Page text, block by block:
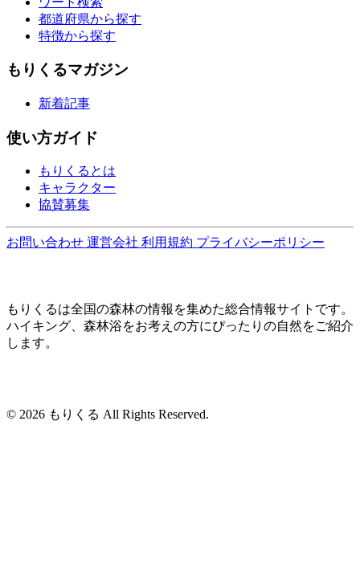
都道府県から探す
特徴から探す
もりくるマガジン
新着記事
使い方ガイド
もりくるとは
キャラクター
協賛募集
お問い合わせ 運営会社 利用規約 プライバシーポリシー
もりくるは全国の森林の情報を集めた総合情報サイトです。
ハイキング、森林浴をお考えの方にぴったりの自然をご紹介
します。
© 2026 もりくる All Rights Reserved.